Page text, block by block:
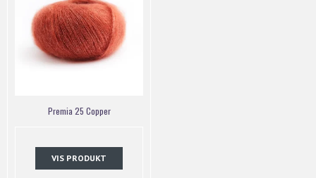
Premia 25 Copper
VIS PRODUKT